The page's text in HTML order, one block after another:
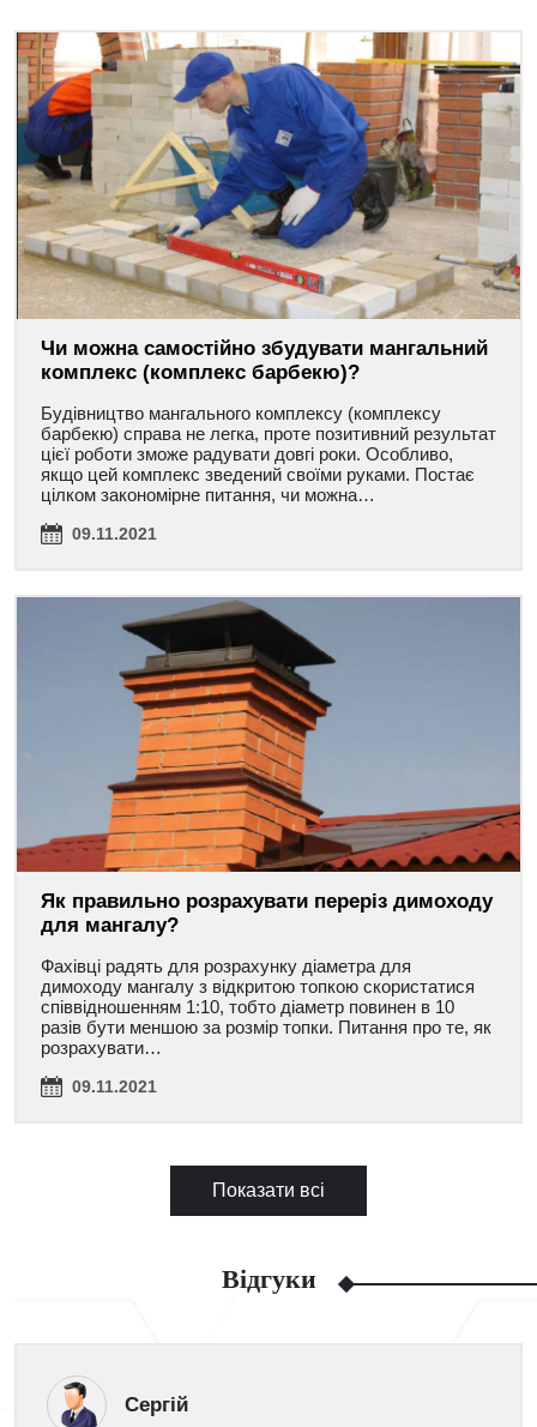
Чи можна самостійно збудувати мангальний
комплекс (комплекс барбекю)?
Будівництво мангального комплексу (комплексу
барбекю) справа не легка, проте позитивний результат
цієї роботи зможе радувати довгі роки. Особливо,
якщо цей комплекс зведений своїми руками. Постає
цілком закономірне питання, чи можна…
09.11.2021
Як правильно розрахувати переріз димоходу
для мангалу?
Фахівці радять для розрахунку діаметра для
димоходу мангалу з відкритою топкою скористатися
співвідношенням 1:10, тобто діаметр повинен в 10
разів бути меншою за розмір топки. Питання про те, як
розрахувати…
09.11.2021
Показати всі
Відгуки
Сергій